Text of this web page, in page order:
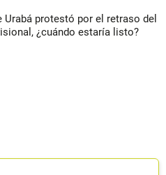
Urabá protestó por el retraso del
¿cuándo estaría listo?